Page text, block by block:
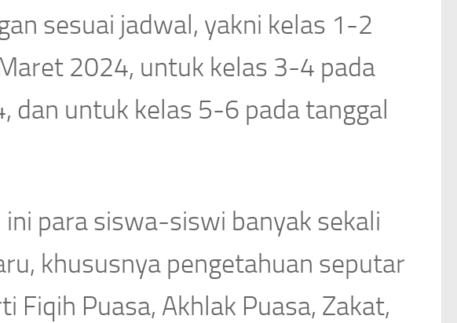
sesuai jadwal, yakni kelas 1-2
2024, untuk kelas 3-4 pada
untuk kelas 5-6 pada tanggal
para siswa-siswi banyak sekali
khususnya pengetahuan seputar
Fiqih Puasa, Akhlak Puasa, Zakat,